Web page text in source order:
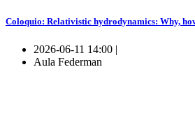
Coloquio: Relativistic hydrodynamics: Why,
2026-06-11 14:00 |
Aula Federman